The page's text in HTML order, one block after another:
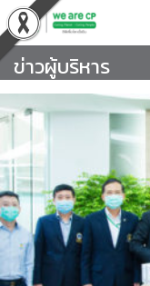
Skip
to
content
ข่าวผู้บริหาร